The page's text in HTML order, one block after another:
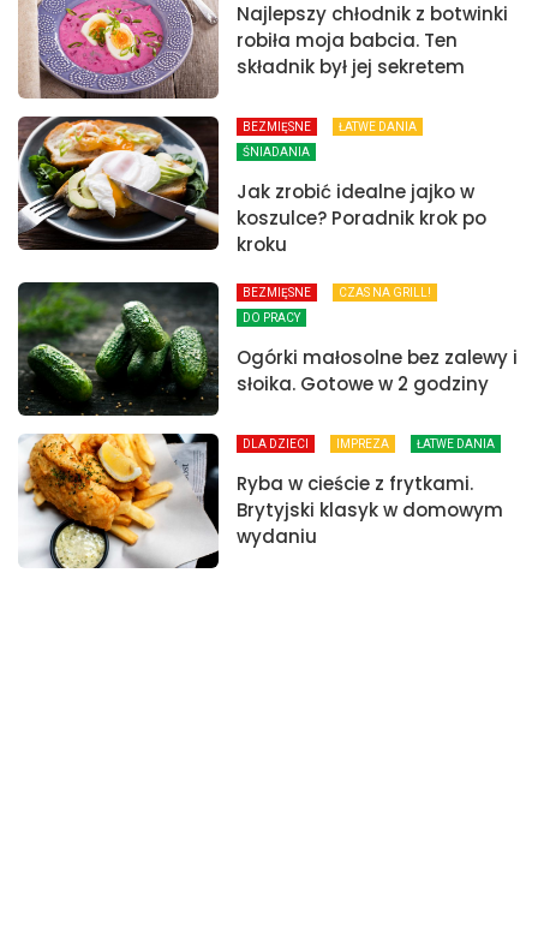
Najlepszy chłodnik z botwinki
robiła moja babcia. Ten
składnik był jej sekretem
BEZMIĘSNE
ŁATWE DANIA
ŚNIADANIA
Jak zrobić idealne jajko w
koszulce? Poradnik krok po
kroku
BEZMIĘSNE
CZAS NA GRILL!
DO PRACY
Ogórki małosolne bez zalewy i
słoika. Gotowe w 2 godziny
DLA DZIECI IMPREZA ŁATWE DANIA
Ryba w cieście z frytkami.
Brytyjski klasyk w domowym
wydaniu